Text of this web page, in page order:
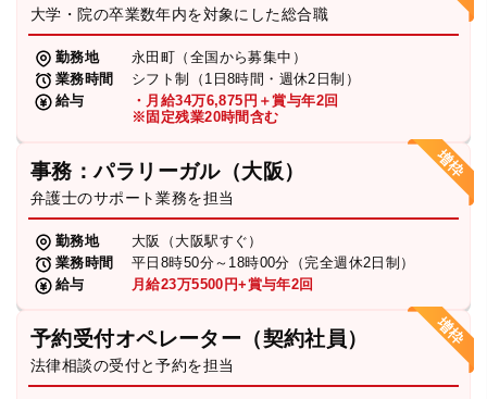
大学・院の卒業数年内を対象にした総合職
勤務地
永田町（全国から募集中）
業務時間
シフト制（1日8時間・週休2日制）
給与
・月給34万6,875円＋賞与年2回
※固定残業20時間含む
事務：パラリーガル（大阪）
弁護士のサポート業務を担当
勤務地
大阪（大阪駅すぐ）
業務時間
平日8時50分～18時00分（完全週休2日制）
給与
月給23万5500円+賞与年2回
予約受付オペレーター（契約社員）
法律相談の受付と予約を担当
弁護士・税理士
費用
求人採用
お知らせ
特設サイト